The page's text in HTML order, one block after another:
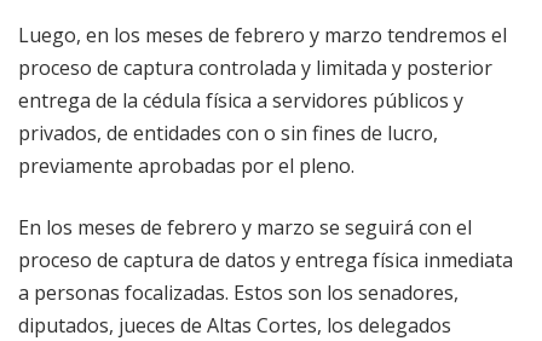
Luego, en los meses de febrero y marzo tendremos el
proceso de captura controlada y limitada y posterior
entrega de la cédula física a servidores públicos y
privados, de entidades con o sin fines de lucro,
previamente aprobadas por el pleno.
En los meses de febrero y marzo se seguirá con el
proceso de captura de datos y entrega física inmediata
a personas focalizadas. Estos son los senadores,
diputados, jueces de Altas Cortes, los delegados